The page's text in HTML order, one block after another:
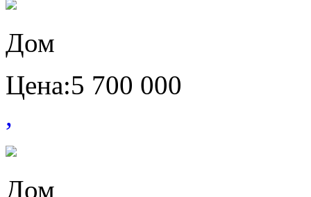
Дом
Цена:5 700 000
,
Дом